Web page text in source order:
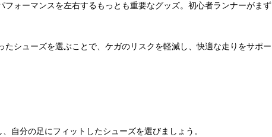
フォーマンスを左右するもっとも重要なグッズ。初心者ランナーがまず
たシューズを選ぶことで、ケガのリスクを軽減し、快適な走りをサポー
自分の足にフィットしたシューズを選びましょう。